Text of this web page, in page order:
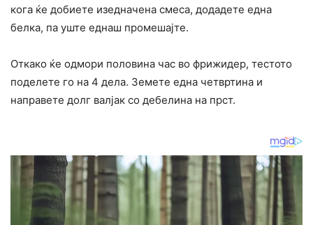
кога ќе добиете изедначена смеса, додадете една
белка, па уште еднаш промешајте.
Откако ќе одмори половина час во фрижидер, тестото
поделете го на 4 дела. Земете една четвртина и
направете долг валјак со дебелина на прст.